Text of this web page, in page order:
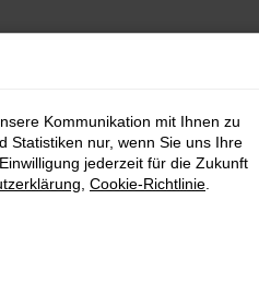
Kommunikation mit Ihnen zu
Statistiken nur, wenn Sie uns Ihre
jederzeit für die Zukunft
Cookie-Richtlinie